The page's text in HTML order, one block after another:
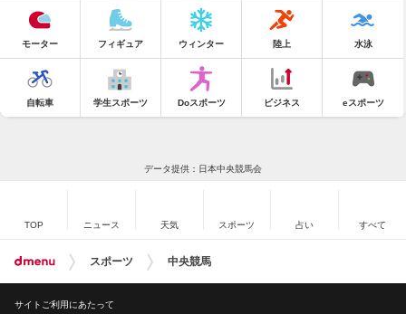
モーター フィギュア ウィンター 陸上 水泳
自転車 学生スポーツ Doスポーツ ビジネス eスポーツ
データ提供：日本中央競馬会
TOP ニュース 天気 スポーツ 占い すべて
スポーツ 中央競馬
サイトご利用にあたって